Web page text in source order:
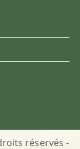
réservés -